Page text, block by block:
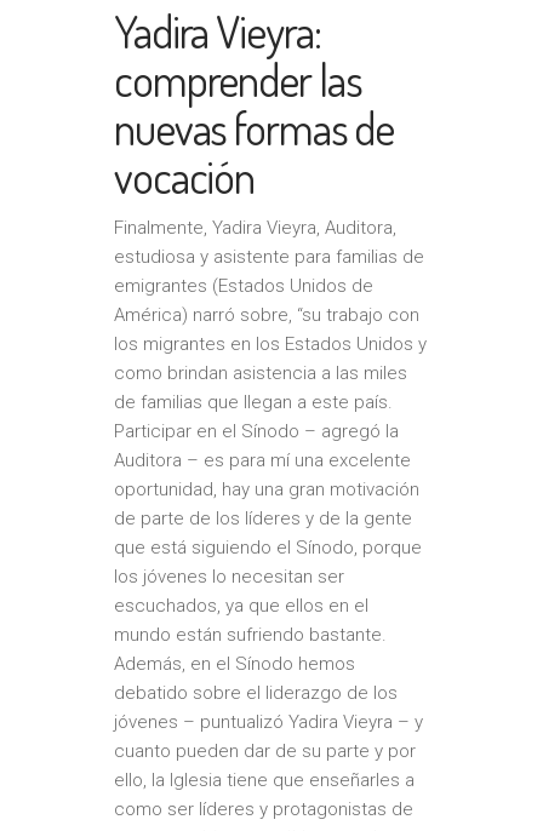
Yadira Vieyra:
comprender las
nuevas formas de
vocación
Finalmente, Yadira Vieyra, Auditora,
estudiosa y asistente para familias de
emigrantes (Estados Unidos de
América) narró sobre, “su trabajo con
los migrantes en los Estados Unidos y
como brindan asistencia a las miles
de familias que llegan a este país.
Participar en el Sínodo – agregó la
Auditora – es para mí una excelente
oportunidad, hay una gran motivación
de parte de los líderes y de la gente
que está siguiendo el Sínodo, porque
los jóvenes lo necesitan ser
escuchados, ya que ellos en el
mundo están sufriendo bastante.
Además, en el Sínodo hemos
debatido sobre el liderazgo de los
jóvenes – puntualizó Yadira Vieyra – y
cuanto pueden dar de su parte y por
ello, la Iglesia tiene que enseñarles a
como ser líderes y protagonistas de